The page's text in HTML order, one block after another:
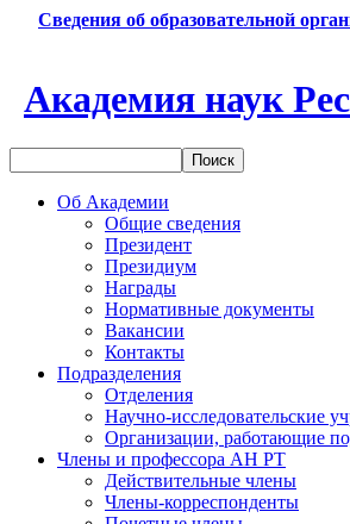
Сведения об образовательной
Академия наук
Об Академии
Общие сведения
Президент
Президиум
Награды
Нормативные документы
Вакансии
Контакты
Подразделения
Отделения
Научно-исследовательские
Организации, работающие
Члены и профессора АН РТ
Действительные члены
Члены-корреспонденты